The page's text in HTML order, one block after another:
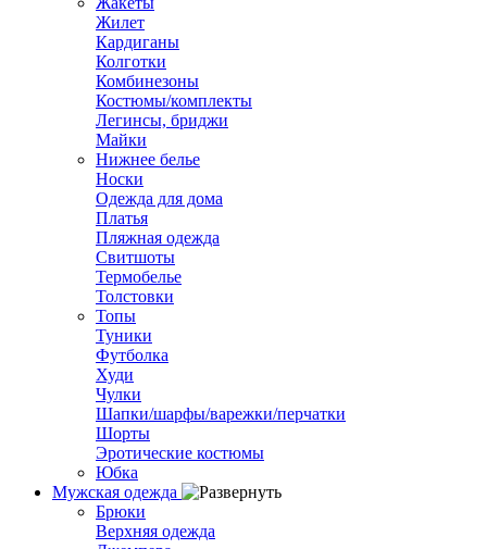
Жилет
Кардиганы
Колготки
Комбинезоны
Костюмы/комплекты
Легинсы, бриджи
Майки
Нижнее белье
Носки
Одежда для дома
Платья
Пляжная одежда
Свитшоты
Термобелье
Толстовки
Топы
Туники
Футболка
Худи
Чулки
Шапки/шарфы/варежки/перчатки
Шорты
Эротические костюмы
Юбка
Мужская одежда
Брюки
Верхняя одежда